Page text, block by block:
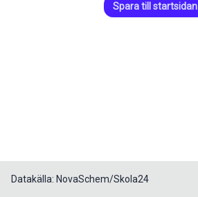
Spara till startsidan
Datakälla: NovaSchem/Skola24